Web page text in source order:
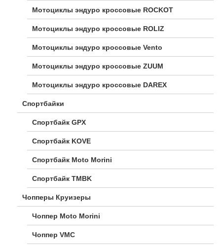
Мотоциклы эндуро кроссовые ROCKOT
Мотоциклы эндуро кроссовые ROLIZ
Мотоциклы эндуро кроссовые Vento
Мотоциклы эндуро кроссовые ZUUM
Мотоциклы эндуро кроссовые DAREX
Спортбайки
Спортбайк GPX
Спортбайк KOVE
Спортбайк Moto Morini
Спортбайк TMBK
Чопперы Круизеры
Чоппер Moto Morini
Чоппер VMC